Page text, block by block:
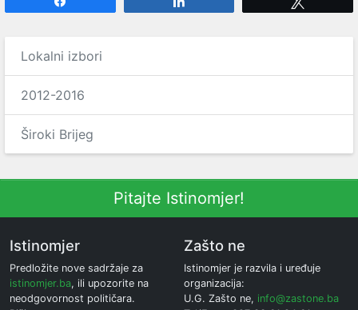
Lokalni izbori
2012-2016
Široki Brijeg
Pitajte Istinomjer!
Istinomjer
Predložite nove sadržaje za
istinomjer.ba, ili upozorite na
neodgovornost političara.
Zašto ne
Istinomjer je razvila i uređuje
organizacija:
U.G. Zašto ne, info@zastone.ba